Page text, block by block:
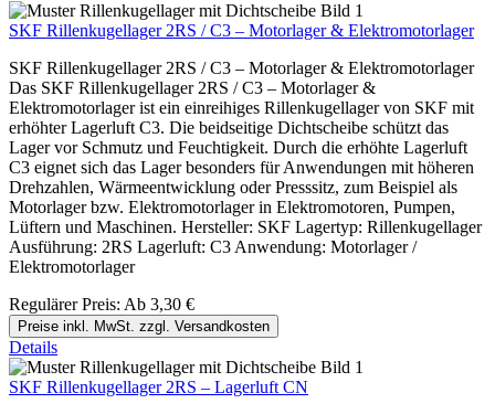
SKF Rillenkugellager 2RS / C3 – Motorlager & Elektromotorlager
SKF Rillenkugellager 2RS / C3 – Motorlager & Elektromotorlager
Das SKF Rillenkugellager 2RS / C3 – Motorlager &
Elektromotorlager ist ein einreihiges Rillenkugellager von SKF mit
erhöhter Lagerluft C3. Die beidseitige Dichtscheibe schützt das
Lager vor Schmutz und Feuchtigkeit. Durch die erhöhte Lagerluft
C3 eignet sich das Lager besonders für Anwendungen mit höheren
Drehzahlen, Wärmeentwicklung oder Presssitz, zum Beispiel als
Motorlager bzw. Elektromotorlager in Elektromotoren, Pumpen,
Lüftern und Maschinen. Hersteller: SKF Lagertyp: Rillenkugellager
Ausführung: 2RS Lagerluft: C3 Anwendung: Motorlager /
Elektromotorlager
Regulärer Preis: Ab 3,30 €
Preise inkl. MwSt. zzgl. Versandkosten
Details
SKF Rillenkugellager 2RS – Lagerluft CN